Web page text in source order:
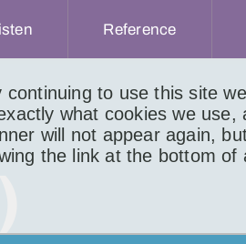
continuing to use this site
what cookies we use,
will not appear again,
the link at the bottom of
Reference